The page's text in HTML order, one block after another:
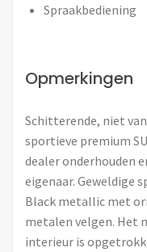
Spraakbediening
Opmerkingen
Schitterende, niet
sportieve premium
dealer onderhouden
eigenaar. Geweldige
Black metallic met
metalen velgen. Het
interieur is